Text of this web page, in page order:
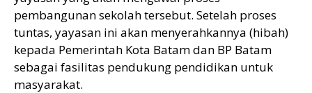
pembangunan sekolah tersebut. Setelah proses
tuntas, yayasan ini akan menyerahkannya (hibah)
kepada Pemerintah Kota Batam dan BP Batam
sebagai fasilitas pendukung pendidikan untuk
masyarakat.